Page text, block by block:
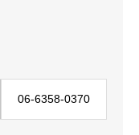
06-6358-0370